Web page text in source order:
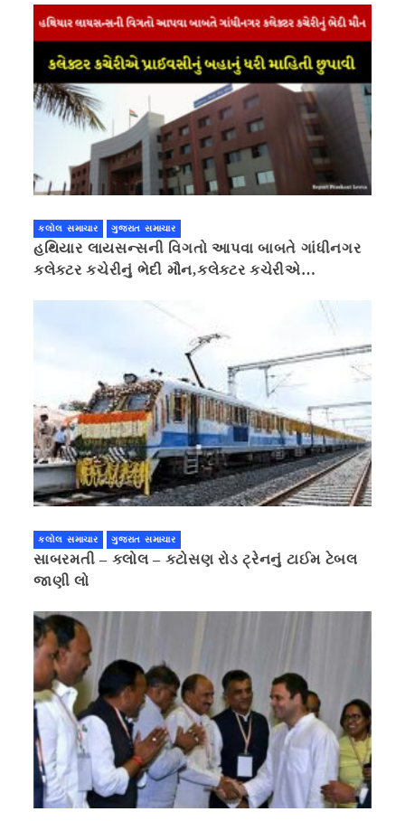
કલોલ સમાચાર ગુજરાત સમાચાર
હથિયાર લાયસન્સની વિગતો આપવા બાબતે ગાંધીનગર
કલેક્ટર કચેરીનું ભેદી મૌન,કલેક્ટર કચેરીએ
કલોલ સમાચાર ગુજરાત સમાચાર
સાબરમતી – કલોલ – કટોસણ રોડ ટ્રેનનું ટાઈમ ટેબલ
જાણી લો